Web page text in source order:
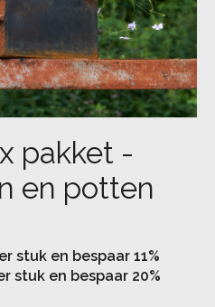
pakket -
en potten
stuk en bespaar 11%
stuk en bespaar 20%